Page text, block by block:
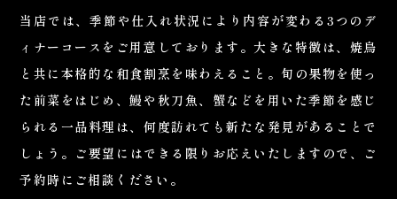
当店では、季節や仕入れ状況により内容が変わる 3つのデ
ィナーコースをご用意しております。大きな特徴は、焼鳥
と共に本格的な和食割烹を味わえること。旬の果物を使っ
た前菜をはじめ、鰻や秋刀魚、蟹などを用いた季節を感じ
られる一品料理は、何度訪れても新たな発見があることで
しょう。 ご要望にはできる限りお応えいたしますので、ご
予約時にご相談ください。